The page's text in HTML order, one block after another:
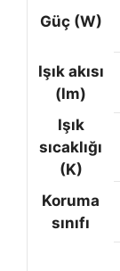
Güç (W)
Işık akısı
(lm)
Işık
sıcaklığı
(K)
Koruma
sınıfı